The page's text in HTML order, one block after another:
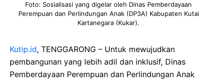
Foto: Sosialisasi yang digelar oleh Dinas Pemberdayaan
Perempuan dan Perlindungan Anak (DP3A) Kabupaten Kutai
Kartanegara (Kukar).
Kutip.id, TENGGARONG – Untuk mewujudkan
pembangunan yang lebih adil dan inklusif, Dinas
Pemberdayaan Perempuan dan Perlindungan Anak